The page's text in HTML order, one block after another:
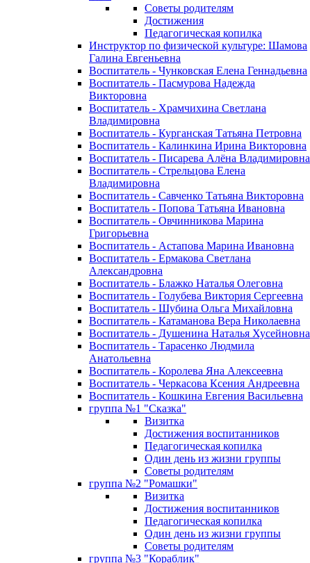
Советы родителям
Достижения
Педагогическая копилка
Инструктор по физической культуре: Шамова
Галина Евгеньевна
Воспитатель - Чунковская Елена Геннадьевна
Воспитатель - Пасмурова Надежда
Викторовна
Воспитатель - Храмчихина Светлана
Владимировна
Воспитатель - Курганская Татьяна Петровна
Воспитатель - Калинкина Ирина Викторовна
Воспитатель - Писарева Алёна Владимировна
Воспитатель - Стрельцова Елена
Владимировна
Воспитатель - Савченко Татьяна Викторовна
Воспитатель - Попова Татьяна Ивановна
Воспитатель - Овчинникова Марина
Григорьевна
Воспитатель - Астапова Марина Ивановна
Воспитатель - Ермакова Светлана
Александровна
Воспитатель - Блажко Наталья Олеговна
Воспитатель - Голубева Виктория Сергеевна
Воспитатель - Шубина Ольга Михайловна
Воспитатель - Катаманова Вера Николаевна
Воспитатель - Душенина Наталья Хусейновна
Воспитатель - Тарасенко Людмила
Анатольевна
Воспитатель - Королева Яна Алексеевна
Воспитатель - Черкасова Ксения Андреевна
Воспитатель - Кошкина Евгения Васильевна
группа №1 "Сказка"
Визитка
Достижения воспитанников
Педагогическая копилка
Один день из жизни группы
Советы родителям
группа №2 "Ромашки"
Визитка
Достижения воспитанников
Педагогическая копилка
Один день из жизни группы
Советы родителям
группа №3 "Кораблик"